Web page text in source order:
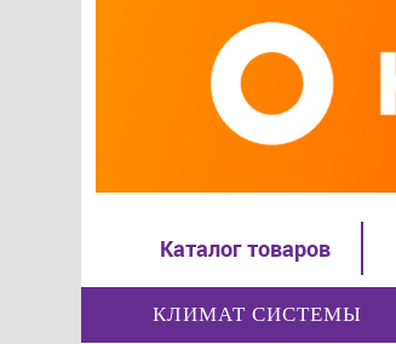
Каталог товаров
КЛИМАТ СИСТЕМЫ